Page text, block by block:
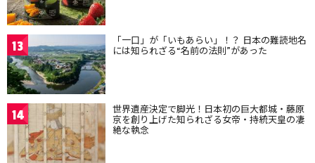
13 「一口」が「いもあらい」！？ 日本の難読地名
には知られざる“名前の法則”があった
14 世界遺産決定で脚光！日本初の巨大都城・藤原
京を創り上げた知られざる女帝・持統天皇の凄
絶な執念